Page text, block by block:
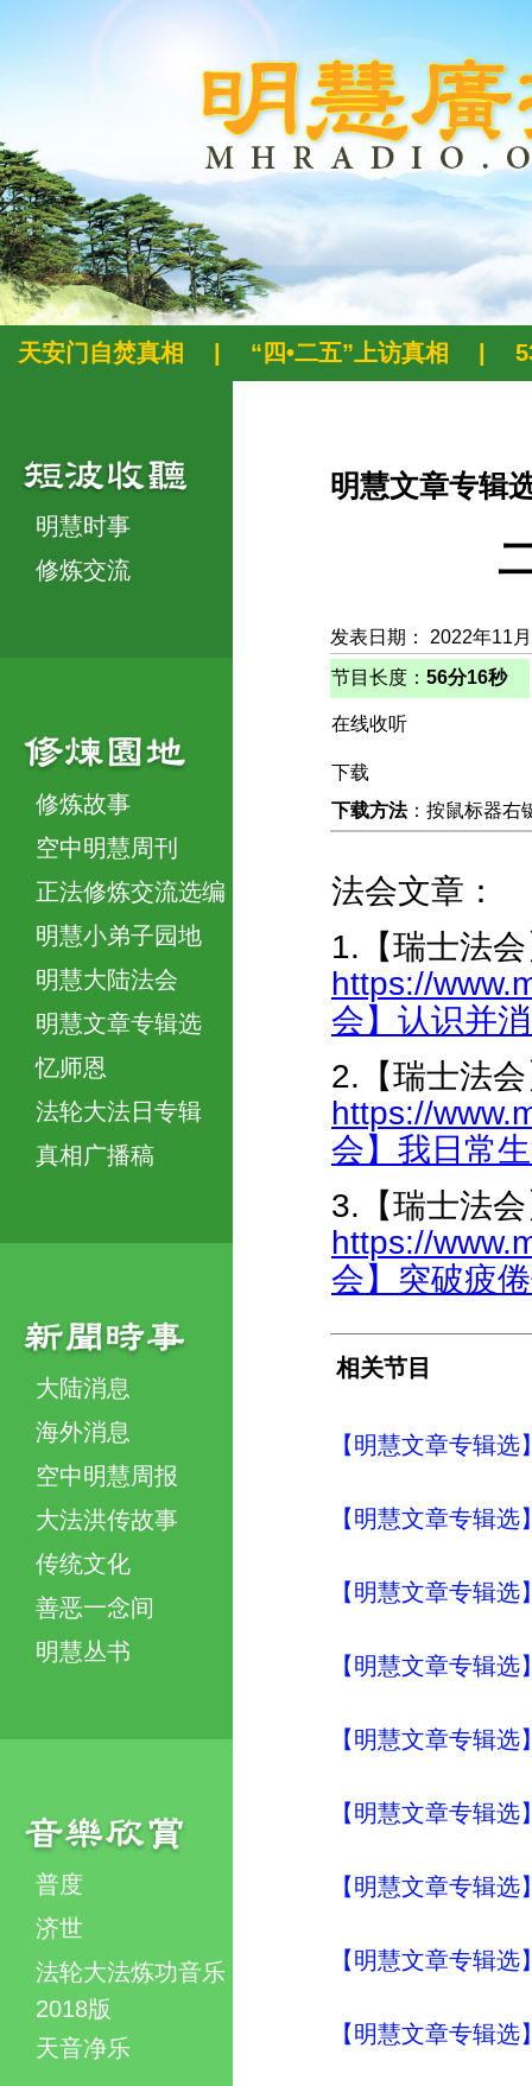
天安门自焚真相 “四•二五”上访真相
明慧时事
修炼交流
修炼故事
空中明慧周刊
正法修炼交流选编
明慧小弟子园地
明慧大陆法会
明慧文章专辑选
忆师恩
法轮大法日专辑
真相广播稿
大陆消息
海外消息
空中明慧周报
大法洪传故事
传统文化
善恶一念间
明慧丛书
普度
济世
法轮大法炼功音乐
2018版
天音净乐
明慧文章专辑
发表日期： 2022年11
节目长度： 56分16秒
在线收听
下载
下载方法：按鼠标器右
法会文章：
1.【瑞士法
https://
会】认识并
2.【瑞士法
https://
会】我日常
3.【瑞士法
https://
会】突破疲
相关节目
【明慧文章专辑
【明慧文章专辑
【明慧文章专辑
【明慧文章专辑
【明慧文章专辑
【明慧文章专辑
【明慧文章专辑
【明慧文章专辑
【明慧文章专辑